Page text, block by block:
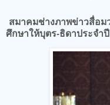
สมาคมช่างภาพข่าวสื่อม
ศึกษาให้บุตร-ธิดาประจำปี